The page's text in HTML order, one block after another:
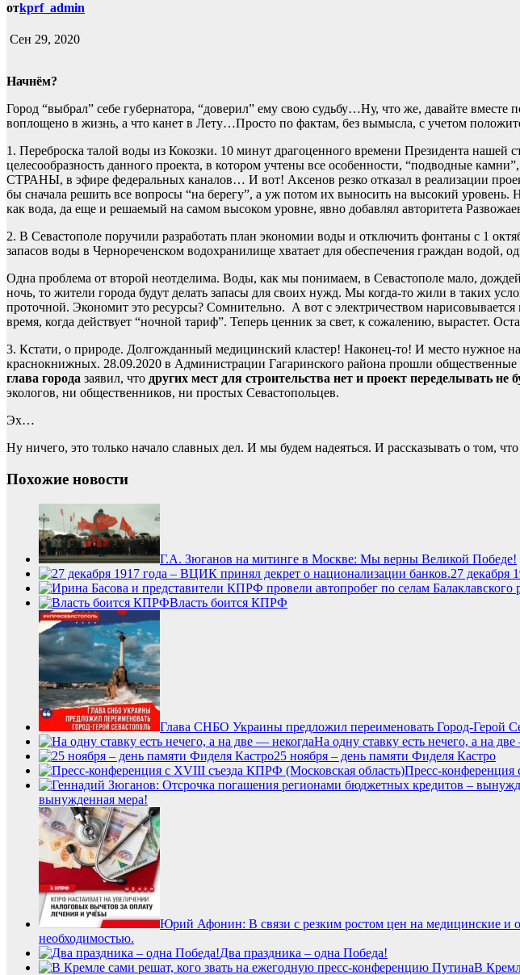
отkprf_admin
Сен 29, 2020
Начнём?
Город “выбрал” себе губернатора, “доверил” ему свою судьбу…Ну, что же, давайте вместе
воплощено в жизнь, а что канет в Лету…Просто по фактам, без вымысла, с учетом
1. Переброска талой воды из Кокозки. 10 минут драгоценного времени Президента
целесообразность данного проекта, в котором учтены все особенности, “подводные
СТРАНЫ, в эфире федеральных каналов… И вот! Аксенов резко отказал в реализации
бы сначала решить все вопросы “на берегу”, а уж потом их выносить на высокий
как вода, да еще и решаемый на самом высоком уровне, явно добавлял авторитета
2. В Севастополе поручили разработать план экономии воды и отключить фонтаны с 1
запасов воды в Чернореченском водохранилище хватает для обеспечения граждан водой,
Одна проблема от второй неотделима. Воды, как мы понимаем, в Севастополе мало,
ночь, то жители города будут делать запасы для своих нужд. Мы когда-то жили в таких
проточной. Экономит это ресурсы? Сомнительно. А вот с электричеством
время, когда действует “ночной тариф”. Теперь ценник за свет, к сожалению, вырастет.
3. Кстати, о природе. Долгожданный медицинский кластер! Наконец-то! И место нужное
краснокнижных. 28.09.2020 в Администрации Гагаринского района прошли
глава города заявил, что других мест для строительства нет и проект переделывать не
экологов, ни общественников, ни простых Севастопольцев.
Эх…
Ну ничего, это только начало славных дел. И мы будем надеяться. И рассказывать о том,
Похожие новости
Г.А. Зюганов на митинге в Москве: Мы верны Великой Победе!
27 декабря
Власть боится КПРФ
Глава СНБО Украины предложил переименовать Город-Герой
На одну ставку есть нечего, а на
25 ноября – день памяти Фиделя Кастро
Пресс-
вынужденная мера!
Юрий Афонин: В связи с резким ростом цен на медицинские и
необходимостью.
Два праздника – одна Победа!
В